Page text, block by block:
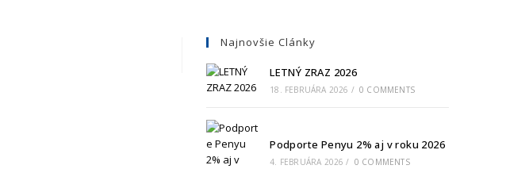
Najnovšie Clánky
LETNÝ ZRAZ 2026
18. FEBRUÁRA 2026 / 0 COMMENTS
Podporte Penyu 2% aj v roku 2026
4. FEBRUÁRA 2026 / 0 COMMENTS